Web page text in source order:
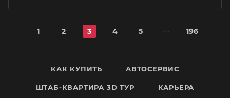
1 2 3 4 5 196
КАК КУПИТЬ АВТОСЕРВИС
ШТАБ-КВАРТИРА 3D ТУР КАРЬЕРА